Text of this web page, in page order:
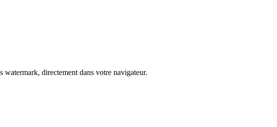
watermark, directement dans votre navigateur.